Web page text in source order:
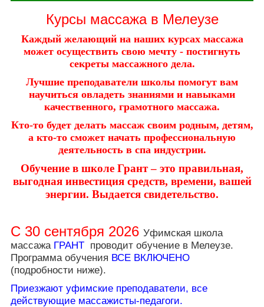
Видеоуроки
Платные видеоуроки
Истории наших учеников
Курсы массажа в Мелеузе
Каждый желающий на наших курсах массажа
может осуществить свою мечту - постигнуть
секреты массажного дела.
Лучшие преподаватели школы помогут вам
научиться овладеть знаниями и навыками
качественного, грамотного массажа.
Кто-то будет делать массаж своим родным, детям,
а кто-то сможет начать профессиональную
деятельность в спа индустрии.
Обучение в школе Грант – это правильная,
выгодная инвестиция средств, времени, вашей
энергии. Выдается свидетельство.
С 30 сентября 2026 Уфимская школа
массажа ГРАНТ проводит обучение в Мелеузе.
Программа обучения ВСЕ ВКЛЮЧЕНО
(подробности ниже).
Приезжают уфимские преподаватели, все
действующие массажисты-педагоги.